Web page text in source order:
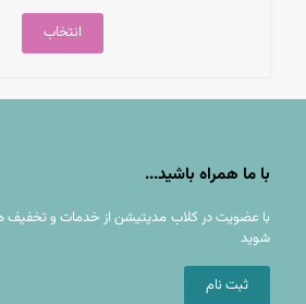
انتخاب
با ما همراه باشید...
با عضويت در کلاب مدیتیشن از خدمات و تخفيف
شوید
ثبت نام